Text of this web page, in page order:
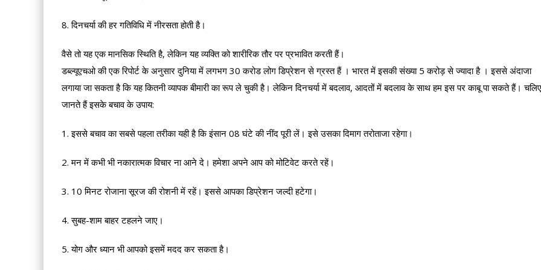
8. दिनचर्या की हर गतिविधि में नीरसता होती है।
वैसे तो यह एक मानसिक स्थिति है, लेकिन यह व्यक्ति को शारीरिक तौर पर प्रभावित करती हैं।
डब्ल्यूएचओ की एक रिपोर्ट के अनुसार दुनिया में लगभग 30 करोड लोग डिप्रेशन से ग्रस्त हैं । भारत में इसकी संख्या 5 करोड़ से ज्यादा है । इससे अंदाजा
लगाया जा सकता है कि यह कितनी व्यापक बीमारी का रूप ले चुकी है। लेकिन दिनचर्या में बदलाव, आदतों में बदलाव के साथ हम इस पर काबू पा सकते हैं। चलिए
जानते हैं इसके बचाव के उपाय:
1. इससे बचाव का सबसे पहला तरीका यही है कि इंसान 08 घंटे की नींद पूरी लें। इसे उसका दिमाग तरोताजा रहेगा।
2. मन में कभी भी नकारात्मक विचार ना आने दे। हमेशा अपने आप को मोटिवेट करते रहें।
3. 10 मिनट रोजाना सूरज की रोशनी में रहें। इससे आपका डिप्रेशन जल्दी हटेगा।
4. सुबह-शाम बाहर टहलने जाए।
5. योग और ध्यान भी आपको इसमें मदद कर सकता है।